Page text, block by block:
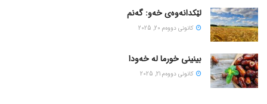
لێکدانەوەی خەو: گەنم
كانونی دووه‌م 20, 2025
بینینی خورما لە خەودا
كانونی دووه‌م 21, 2025